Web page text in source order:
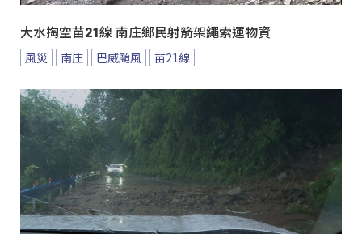
大水掏空苗21線 南庄鄉民射箭架繩索運物資
風災 南庄 巴威颱風 苗21線